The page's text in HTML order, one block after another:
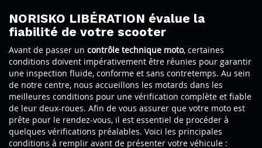
NORISKO LIBÉRATION évalue la
fiabilité de votre scooter
Avant de passer un contrôle technique moto, certaines
conditions doivent impérativement être réunies pour garantir
une inspection fluide, conforme et sans contretemps. Au sein
de notre centre, nous accueillons les motards dans les
meilleures conditions pour une vérification complète et fiable
de leur deux-roues. Afin de vous assurer que votre moto est
prête pour le rendez-vous, il est essentiel de procéder à
quelques vérifications préalables. Voici les principales
conditions à remplir avant de présenter votre véhicule :